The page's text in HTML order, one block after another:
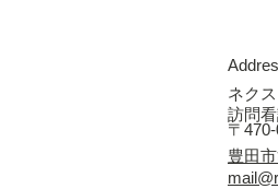
ネク
訪問
〒
豊田